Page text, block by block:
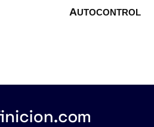
AUTOCONTROL